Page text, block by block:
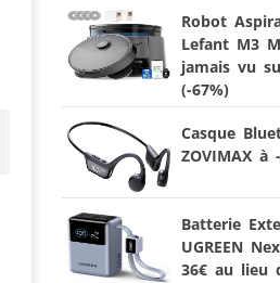
Robot
Lefant M3
jamais vu
(-67%)
Casque
ZOVIMAX à
Batterie
UGREEN
36€ au lieu